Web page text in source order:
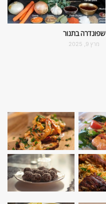
שפונדרה בתנור
מרץ 9, 2025